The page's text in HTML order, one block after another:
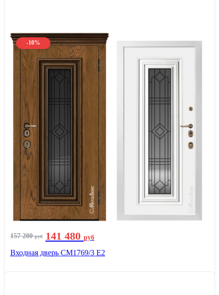
-10%
157 200руб 141 480 руб
Входная дверь СМ1769/3 Е2